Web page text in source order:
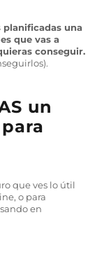
una
que vas a
conseguir.
un
que ves lo útil
o para
en